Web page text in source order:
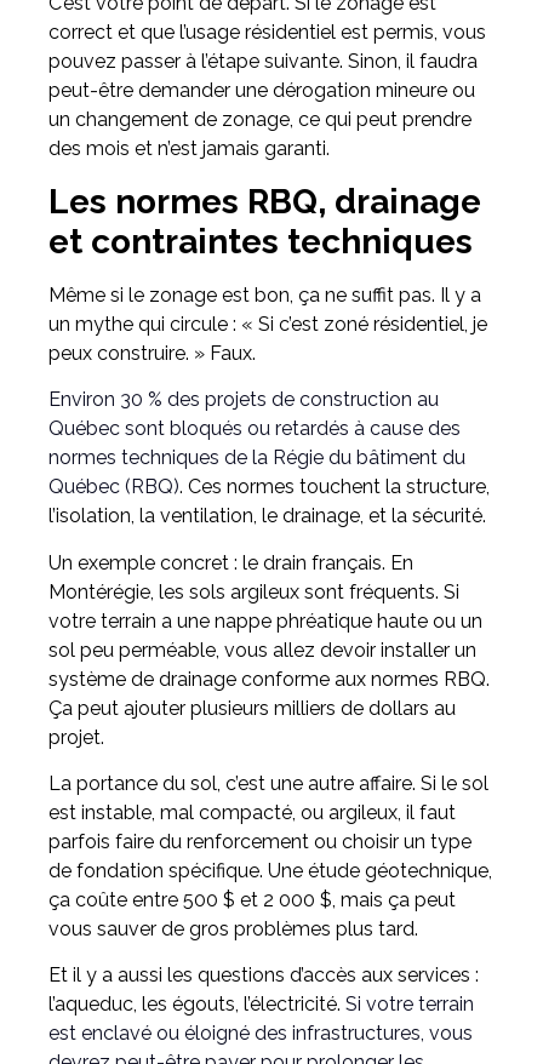
correct et que l’usage résidentiel est permis, vous
pouvez passer à l’étape suivante. Sinon, il faudra
peut-être demander une dérogation mineure ou
un changement de zonage, ce qui peut prendre
des mois et n’est jamais garanti.
Les normes RBQ, drainage
et contraintes techniques
Même si le zonage est bon, ça ne suffit pas. Il y a
un mythe qui circule : « Si c’est zoné résidentiel, je
peux construire. » Faux.
Environ 30 % des projets de construction au
Québec sont bloqués ou retardés à cause des
normes techniques de la Régie du bâtiment du
Québec (RBQ). Ces normes touchent la structure,
l’isolation, la ventilation, le drainage, et la sécurité.
Un exemple concret : le drain français. En
Montérégie, les sols argileux sont fréquents. Si
votre terrain a une nappe phréatique haute ou un
sol peu perméable, vous allez devoir installer un
système de drainage conforme aux normes RBQ.
Ça peut ajouter plusieurs milliers de dollars au
projet.
La portance du sol, c’est une autre affaire. Si le sol
est instable, mal compacté, ou argileux, il faut
parfois faire du renforcement ou choisir un type
de fondation spécifique. Une étude géotechnique,
ça coûte entre 500 $ et 2 000 $, mais ça peut
vous sauver de gros problèmes plus tard.
Et il y a aussi les questions d’accès aux services :
l’aqueduc, les égouts, l’électricité. Si votre terrain
est enclavé ou éloigné des infrastructures, vous